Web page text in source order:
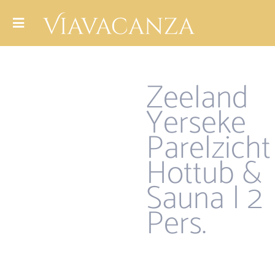
Zeeland
Yerseke
Hottub &
Sauna | 2
Pers.